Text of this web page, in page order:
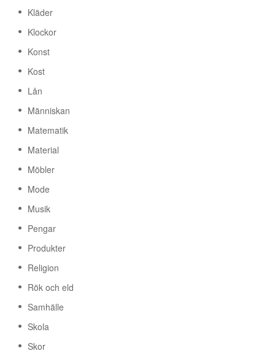
Kläder
Klockor
Konst
Kost
Lån
Människan
Matematik
Material
Möbler
Mode
Musik
Pengar
Produkter
Religion
Rök och eld
Samhälle
Skola
Skor